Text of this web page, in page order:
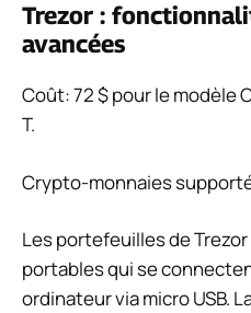
Trezor :
avancées
Coût:72 $ pour le modèle
T.
Crypto-monnaies
Les portefeuilles de
portables qui se
ordinateur via micro USB.